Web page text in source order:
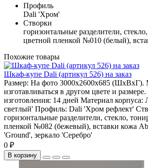
Профиль
Dali 'Хром'
Створки
горизонтальные разделители,
цветной пленкой №010 (белый),
Похожие товары
Шкаф-купе Dali (артикул 526) на заказ
Размер: На фото 3000х2600х685 (ШхВхГ).
изготавливаться в другом цвете и размере.
изготовления: 14 дней Материал корпуса:
светлый' Профиль: Dali 'Хром рефлект'
горизонтальные разделители, стекло,
пленкой №082 (бежевый), вставки кожа
'Ground', зеркало 'Серебро'
0 ₽
В корзину